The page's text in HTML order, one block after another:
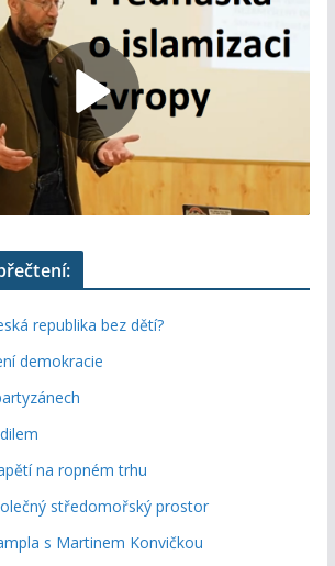
republika bez dětí?
demokracie
na ropném trhu
středomořský prostor
s Martinem Konvičkou